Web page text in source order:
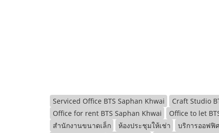
Serviced Office BTS Saphan Khwai Craft Studio
Office for rent BTS Saphan Khwai
Office to let
สำนักงานขนาดเล็ก
ห้องประชุมให้เช่า บริการออฟฟิ